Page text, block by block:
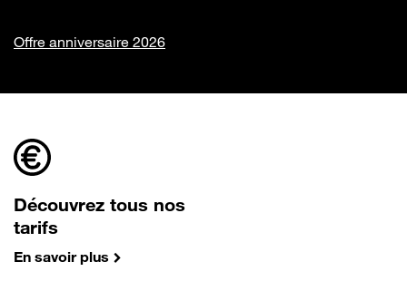
Offre anniversaire 2026
Découvrez tous nos
tarifs
En savoir plus